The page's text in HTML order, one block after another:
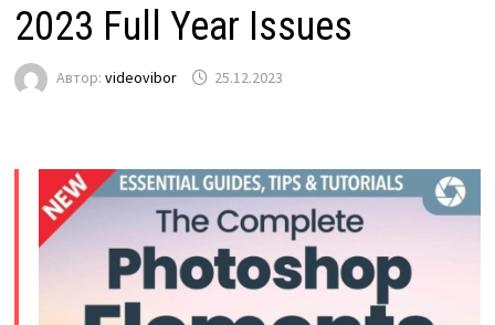
2023 Full Year Issues
Автор: videovibor 25.12.2023